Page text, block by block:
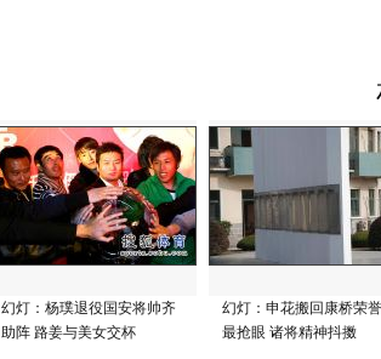
幻灯：杨璞退役国安将帅齐
助阵 路姜与美女交杯
幻灯：申花搬回康桥荣
最抢眼 诸将精神抖擞